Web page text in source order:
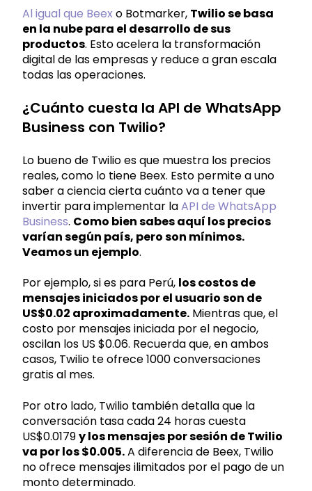
Al igual que Beex o Botmarker, Twilio se basa
en la nube para el desarrollo de sus
productos. Esto acelera la transformación
digital de las empresas y reduce a gran escala
todas las operaciones.
¿Cuánto cuesta la API de WhatsApp
Business con Twilio?
Lo bueno de Twilio es que muestra los precios
reales, como lo tiene Beex. Esto permite a uno
saber a ciencia cierta cuánto va a tener que
invertir para implementar laAPI de WhatsApp
Business. Como bien sabes aquí los precios
varían según país, pero son mínimos.
Veamos un ejemplo.
Por ejemplo, si es para Perú, los costos de
mensajes iniciados por el usuario son de
US$0.02 aproximadamente. Mientras que, el
costo por mensajes iniciada por el negocio,
oscilan los US $0.06. Recuerda que, en ambos
casos, Twilio te ofrece 1000 conversaciones
gratis al mes.
Por otro lado, Twilio también detalla que la
conversación tasa cada 24 horas cuesta
US$0.0179y los mensajes por sesión de Twilio
va por los $0.005.A diferencia de Beex, Twilio
no ofrece mensajes ilimitados por el pago de un
monto determinado.